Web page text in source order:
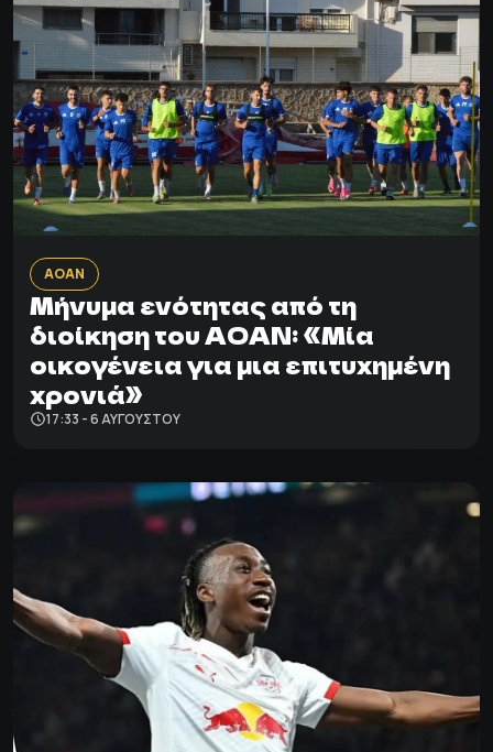
ΑΟΑΝ
Μήνυμα ενότητας από τη
διοίκηση του ΑΟΑΝ: «Μία
οικογένεια για μια επιτυχημένη
χρονιά»
17:33 - 6 ΑΥΓΟΎΣΤΟΥ